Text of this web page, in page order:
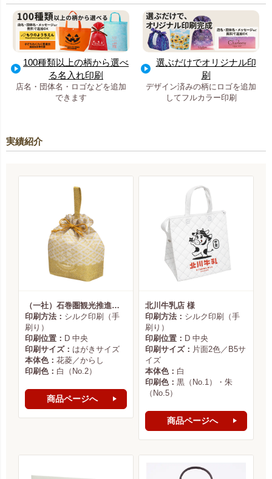
100種類以上の柄から選べ
る名入れ印刷
店名・団体名・ロゴなどを追加
できます
選ぶだけでオリジナル印
刷
デザイン済みの柄にロゴを追加
してフルカラー印刷
実績紹介
（一社）石巻圏観光推進機構様
印刷方法： シルク印刷（手
刷り）
印刷位置： D 中央
印刷サイズ： はがきサイズ
本体色： 花菱／からし
印刷色： 白（No.2）
商品ページへ
北川牛乳店 様
印刷方法： シルク印刷（手
刷り）
印刷位置： D 中央
印刷サイズ： 片面2色／B5サ
イズ
本体色： 白
印刷色： 黒（No.1）・朱
（No.5）
商品ページへ